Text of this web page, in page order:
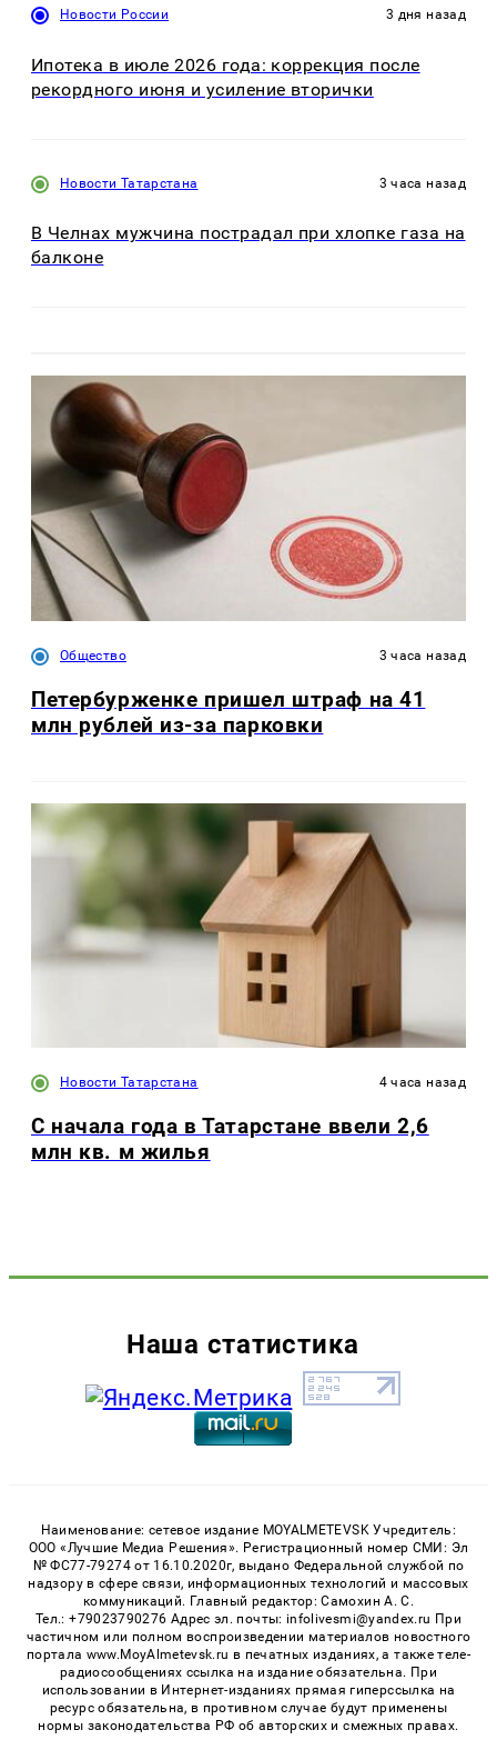
Новости России 3 дня назад
Ипотека в июле 2026 года: коррекция после
рекордного июня и усиление вторички
Новости Татарстана 3 часа назад
В Челнах мужчина пострадал при хлопке газа на
балконе
Общество 3 часа назад
Петербурженке пришел штраф на 41
млн рублей из-за парковки
Новости Татарстана 4 часа назад
С начала года в Татарстане ввели 2,6
млн кв. м жилья
Наша статистика
Наименование: сетевое издание MOYALMETEVSK Учредитель:
ООО «Лучшие Медиа Решения». Регистрационный номер СМИ: Эл
№ ФС77-79274 от 16.10.2020г, выдано Федеральной службой по
надзору в сфере связи, информационных технологий и массовых
коммуникаций. Главный редактор: Самохин А. С.
Тел.: +79023790276 Адрес эл. почты: infolivesmi@yandex.ru При
частичном или полном воспроизведении материалов новостного
портала www.MoyAlmetevsk.ru в печатных изданиях, а также теле-
радиосообщениях ссылка на издание обязательна. При
использовании в Интернет-изданиях прямая гиперссылка на
ресурс обязательна, в противном случае будут применены
нормы законодательства РФ об авторских и смежных правах.